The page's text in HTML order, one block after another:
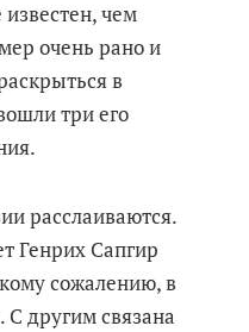
чем
очень рано и
в
три его
расслаиваются.
Генрих Сапгир
сожалению, в
С другим связана